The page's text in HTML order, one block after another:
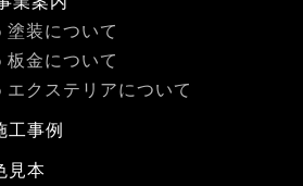
塗装について
板金について
エクステリアについて
工事例
見本